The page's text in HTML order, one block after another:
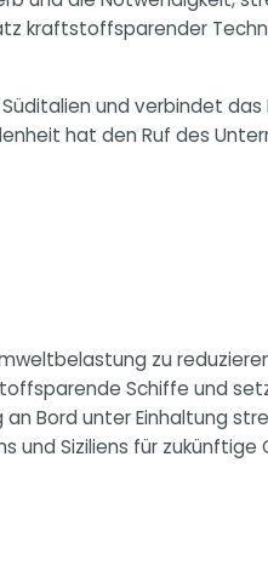
kraftstoffsparender
und verbindet
hat den Ruf des
zu
Schiffe und
Bord unter Einhaltung
Siziliens für zukünftige